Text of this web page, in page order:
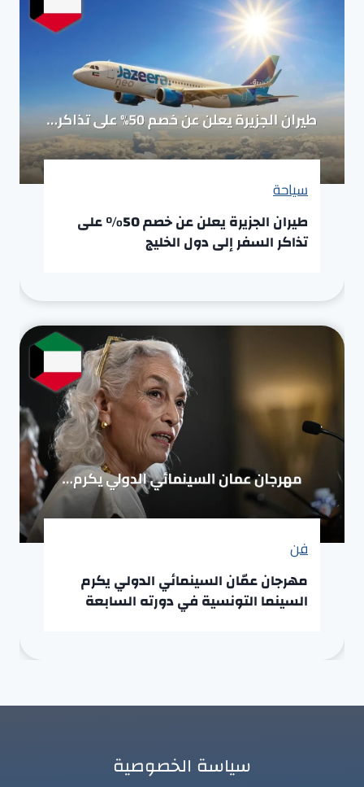
سياحة
طيران الجزيرة يعلن عن خصم 50% على
تذاكر السفر إلى دول الخليج
فن
مهرجان عمّان السينمائي الدولي يكرم
السينما التونسية في دورته السابعة
سياسة الخصوصية